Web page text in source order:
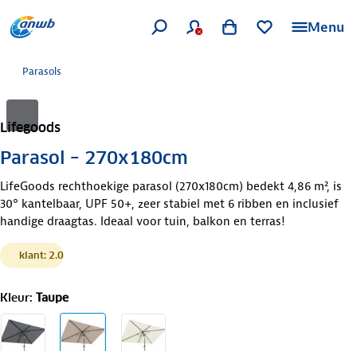
Menu
Parasols
Lifegoods
Parasol – 270x180cm
LifeGoods rechthoekige parasol (270x180cm) bedekt 4,86 m², is
30° kantelbaar, UPF 50+, zeer stabiel met 6 ribben en inclusief
handige draagtas. Ideaal voor tuin, balkon en terras!
klant: 2.0
Kleur: Taupe